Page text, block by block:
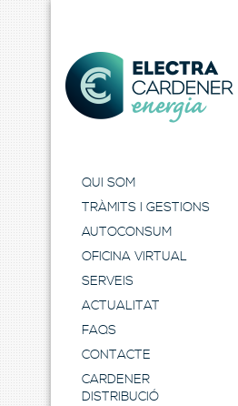
Electra Energia
QUI SOM
TRÀMITS I GESTIONS
AUTOCONSUM
OFICINA VIRTUAL
SERVEIS
ACTUALITAT
FAQS
CONTACTE
CARDENER
DISTRIBUCIÓ